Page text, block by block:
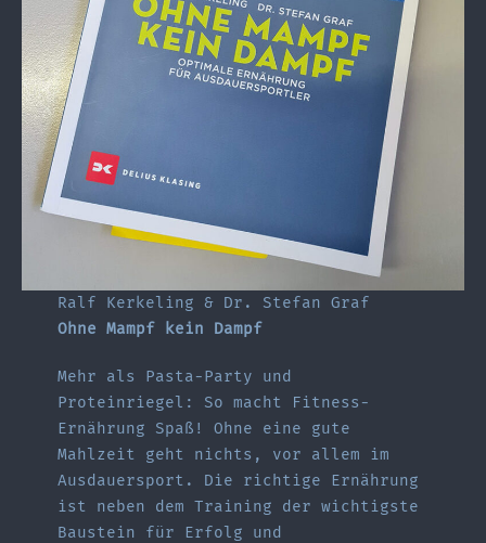
Ralf Kerkeling & Dr. Stefan Graf
Ohne Mampf kein Dampf
Mehr als Pasta-Party und
Proteinriegel: So macht Fitness-
Ernährung Spaß! Ohne eine gute
Mahlzeit geht nichts, vor allem im
Ausdauersport. Die richtige Ernährung
ist neben dem Training der wichtigste
Baustein für Erfolg und